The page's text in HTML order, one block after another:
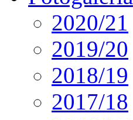
2020/21
2019/20
2018/19
2017/18